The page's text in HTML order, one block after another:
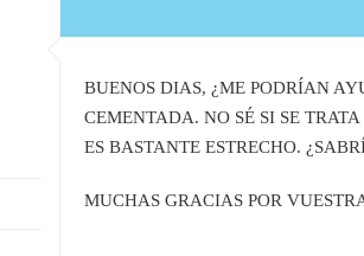
BUENOS DIAS, ¿ME PODRÍAN
CEMENTADA. NO SÉ SI SE
ES BASTANTE ESTRECHO.
MUCHAS GRACIAS POR